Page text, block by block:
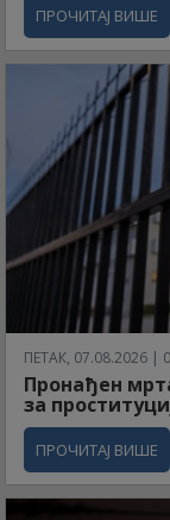
ПРОЧИТАЈ ВИШЕ
ПЕТАК, 07.08.2026 |
Пронађен
за
ПРОЧИТАЈ ВИШЕ